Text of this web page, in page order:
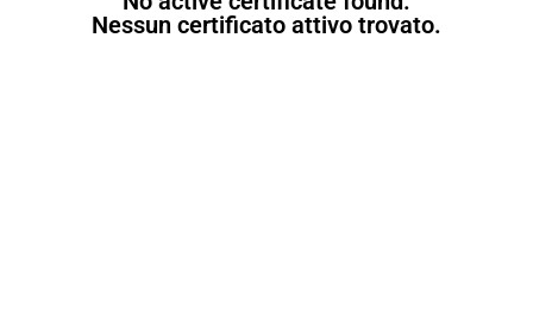
Nessun certificato attivo trovato.